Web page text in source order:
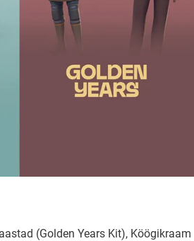
(Golden Years Kit), Köögikraam